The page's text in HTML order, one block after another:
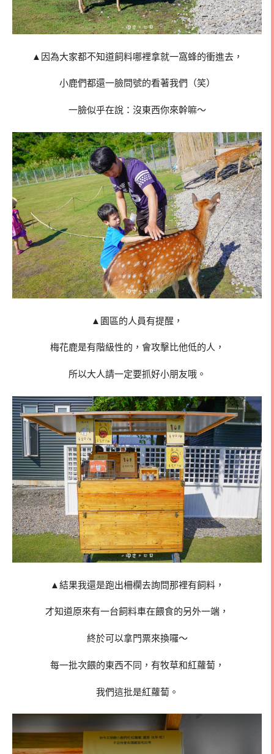
▲因為大家都不知道飼料哪裡拿就一窩蜂的衝進去，
小鹿們都還一臉問號的看著我們（笑）
一臉似乎在說：沒東西你來幹嘛～
▲園區的人員有提醒，
梅花鹿是有階級性的，會攻擊比他低的人，
所以大人請一定要抓好小朋友哦。
▲結果我還是跑出柵欄去詢問那裡有飼料，
才知道原來有一台飼料車在餵食的另外一端，
終於可以拿門票來換囉～
每一批次餵的東西不同，有牧草和紅蘿蔔，
我們這批是紅蘿蔔。